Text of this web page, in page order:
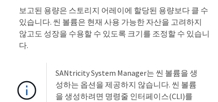
보고된 용량은 스토리지 어레이에 할당된 용량보다 클 수
있습니다. 씬 볼륨은 현재 사용 가능한 자산을 고려하지
않고도 성장을 수용할 수 있도록 크기를 조정할 수 있습니
다.
SANtricity System Manager는 씬 볼륨을 생
성하는 옵션을 제공하지 않습니다. 씬 볼륨
을 생성하려면 명령줄 인터페이스(CLI)를